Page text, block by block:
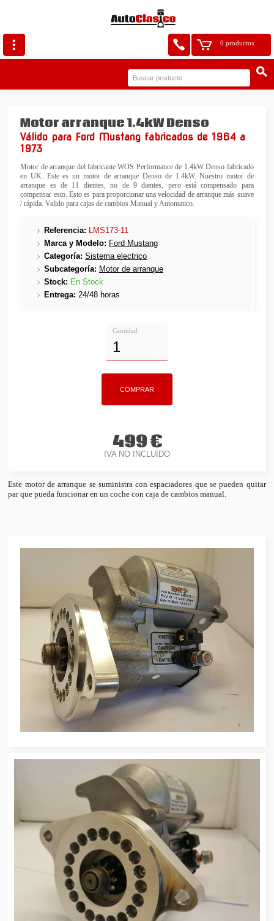
0 productos
Motor arranque 1.4kW Denso
Válido para Ford Mustang fabricados de 1964 a
1973
Motor de arranque del fabricante WOS Performance de 1.4kW Denso fabricado
en UK. Este es un motor de arranque Denso de 1.4kW. Nuestro motor de
arranque es de 11 dientes, no de 9 dientes, pero está compensado para
compensar esto. Esto es para proporcionar una velocidad de arranque más suave
/ rápida. Valido para cajas de cambios Manual y Automatico.
Referencia: LMS173-11
Marca y Modelo: Ford Mustang
Categoría: Sistema electrico
Subcategoría: Motor de arranque
Stock: En Stock
Entrega: 24/48 horas
Cantidad
499 €
IVA NO INCLUÍDO
Este motor de arranque se suministra con espaciadores que se pueden quitar
par que pueda funcionar en un coche con caja de cambios manual.